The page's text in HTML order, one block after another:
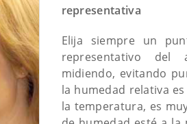
representativa
Elija siempre un
representativo
midiendo, evitando
la humedad relativa
la temperatura, es